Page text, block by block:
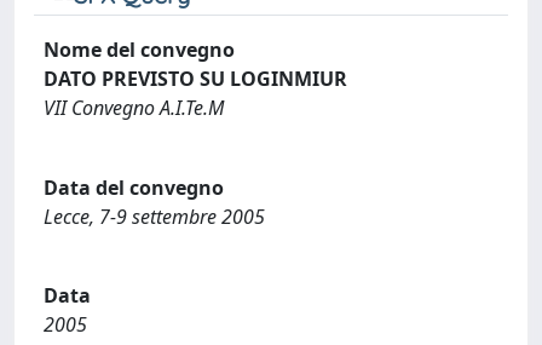
Nome del convegno
DATO PREVISTO SU LOGINMIUR
VII Convegno A.I.Te.M
Data del convegno
Lecce, 7-9 settembre 2005
Data
2005